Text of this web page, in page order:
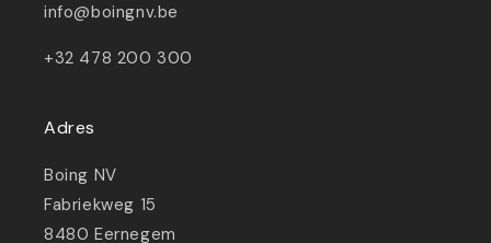
info@boingnv.be
+32 478 200 300
Adres
Boing NV
Fabriekweg 15
8480 Eernegem